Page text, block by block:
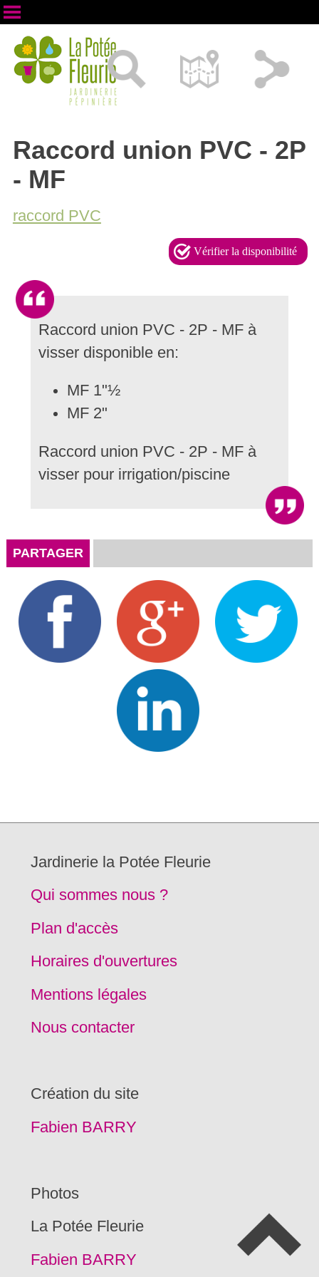
Raccord union PVC - 2P
- MF
raccord PVC
Vérifier la disponibilité
Raccord union PVC - 2P - MF à
visser disponible en:
MF 1"½
MF 2"
Raccord union PVC - 2P - MF à
visser pour irrigation/piscine
PARTAGER
Jardinerie la Potée Fleurie
Qui sommes nous ?
Plan d'accès
Horaires d'ouvertures
Mentions légales
Nous contacter
Création du site
Fabien BARRY
Photos
La Potée Fleurie
Fabien BARRY